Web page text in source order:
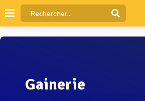
Gainerie